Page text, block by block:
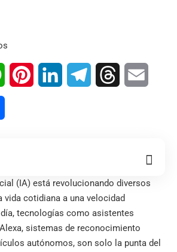
WhatsAppPinterest LinkedIn TelegramThreads
(IA) está revolucionando diversos
vida cotidiana a una velocidad
tecnologías como asistentes
sistemas de reconocimiento
autónomos, son solo la punta del